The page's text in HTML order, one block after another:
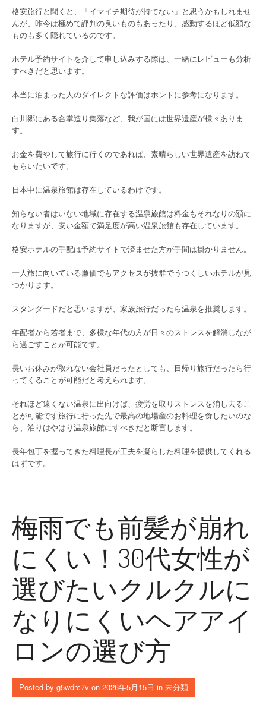
格安旅行と聞くと、「イマイチ期待が持てない」と思うかもしれませ
んが、昨今は極めて評判の良いものもあったり、感動するほど低額な
ものも多く隠れているのです。
ホテル予約サイトを介して申し込みする際は、一緒にレビューも分析
すべきだと思います。
本当に泊まった人のダイレクトな評価はホントに参考になります。
白川郷にある合掌造り集落など、我が国には世界遺産が様々ありま
す。
お金を費やして旅行に行くのであれば、素晴らしい世界遺産を訪ねて
もらいたいです。
日本中に温泉旅館は存在しているわけです。
知らない者はいない地域に存在する温泉旅館は料金もそれなりの額に
なりますが、安い金額で満足度が高い温泉旅館も存在しています。
格安ホテルの手配は予約サイトで済ませた方が手間は掛かりません。
一人旅に向いている廉価でもアクセスが抜群でうつくしいホテルが見
つかります。
スタンダードだと思いますが、家族旅行だったら温泉を推奨します。
年配者から若者まで、多様な年代の方が日々のストレスを解消しなが
ら過ごすことが可能です。
長いお休みが取れない会社員だったとしても、日帰り旅行だったら行
ってくることが可能だと考えられます。
それほど遠くない温泉に出向けば、疲労を取りストレスを消し去るこ
とが可能です旅行に行った先で最高の地場産のお料理を食したいのな
ら、泊りはやはり温泉旅館にすべきだと断言します。
長年包丁を握ってきた料理長が工夫を凝らした料理を提供してくれる
はずです。
梅雨でも前髪が崩れ
にくい！30代女性が
選びたいクルクルに
なりにくいヘアアイ
ロンの選び方
Posted by g5wdrc7v on 2026年5月15日 in 未分類